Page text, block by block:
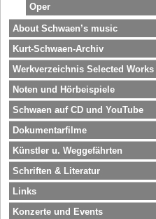
Oper
About Schwaen’s music
Kurt-Schwaen-Archiv
Werkverzeichnis Selected Works
Noten und Hörbeispiele
Schwaen auf CD und YouTube
Dokumentarfilme
Künstler u. Weggefährten
Schriften & Literatur
Links
Konzerte und Events